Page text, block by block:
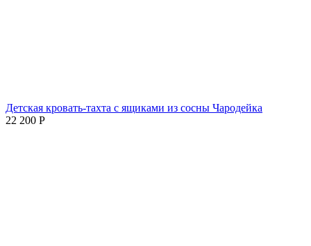
Детская кровать-тахта с ящиками из сосны Чародейка
22 200 Р